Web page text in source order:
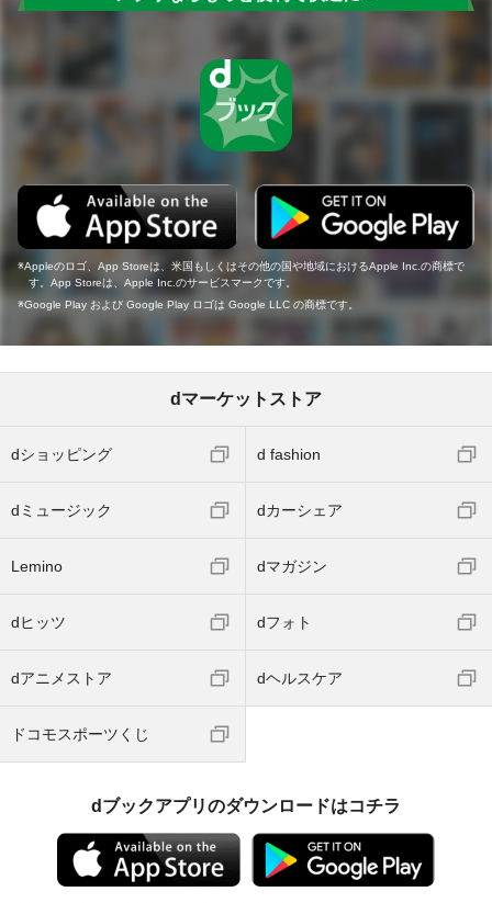
Appleのロゴ、App Storeは、米国もしくはその他の国や地域におけるApple Inc.の商標で
す。App Storeは、Apple Inc.のサービスマークです。
Google Play および Google Play ロゴは Google LLC の商標です。
dマーケットストア
dショッピング d fashion
dミュージック dカーシェア
Lemino dマガジン
dヒッツ dフォト
dアニメストア dヘルスケア
ドコモスポーツくじ
dブックアプリのダウンロードはコチラ